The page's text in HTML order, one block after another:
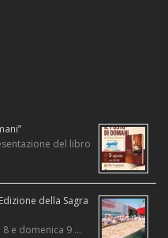
del libro
della Sagra
e domenica 9 …